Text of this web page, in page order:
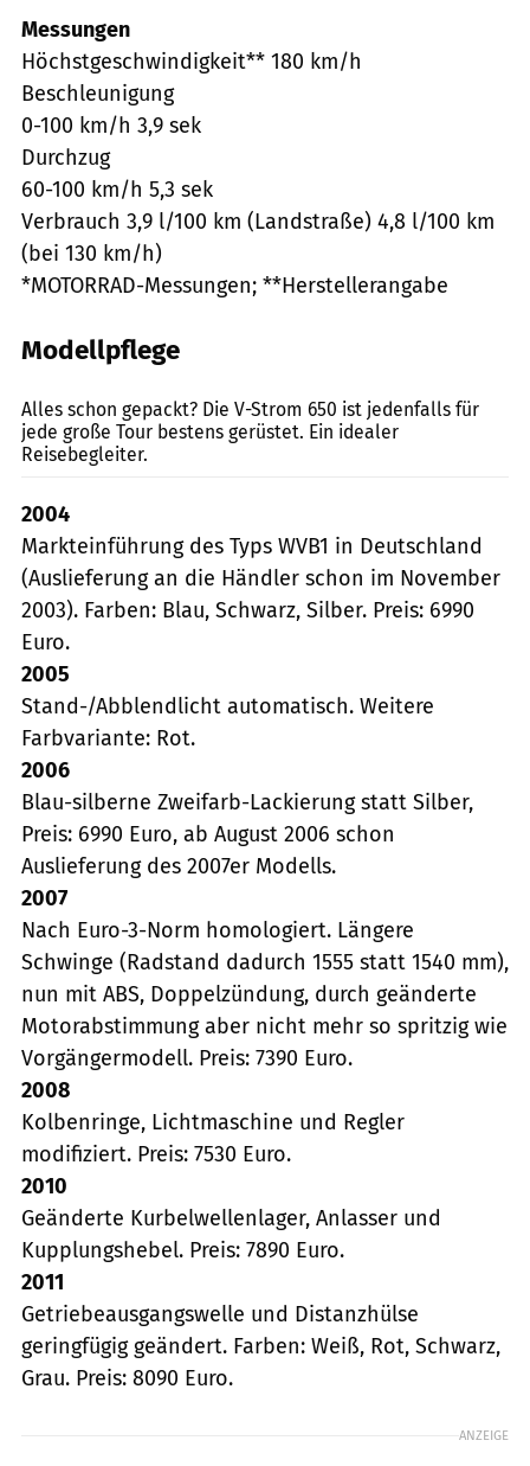
Messungen
Höchstgeschwindigkeit** 180 km/h
Beschleunigung
0-100 km/h 3,9 sek
Durchzug
60-100 km/h 5,3 sek
Verbrauch 3,9 l/100 km (Landstraße) 4,8 l/100 km
(bei 130 km/h)
*MOTORRAD-Messungen; **Herstellerangabe
Modellpflege
Alles schon gepackt? Die V-Strom 650 ist jedenfalls für
jede große Tour bestens gerüstet. Ein idealer
Reisebegleiter.
2004
Markteinführung des Typs WVB1 in Deutschland
(Auslieferung an die Händler schon im November
2003). Farben: Blau, Schwarz, Silber. Preis: 6990
Euro.
2005
Stand-/Abblendlicht automatisch. Weitere
Farbvariante: Rot.
2006
Blau-silberne Zweifarb-Lackierung statt Silber,
Preis: 6990 Euro, ab August 2006 schon
Auslieferung des 2007er Modells.
2007
Nach Euro-3-Norm homologiert. Längere
Schwinge (Radstand dadurch 1555 statt 1540 mm),
nun mit ABS, Doppelzündung, durch geänderte
Motorabstimmung aber nicht mehr so spritzig wie
Vorgängermodell. Preis: 7390 Euro.
2008
Kolbenringe, Lichtmaschine und Regler
modifiziert. Preis: 7530 Euro.
2010
Geänderte Kurbelwellenlager, Anlasser und
Kupplungshebel. Preis: 7890 Euro.
2011
Getriebeausgangswelle und Distanzhülse
geringfügig geändert. Farben: Weiß, Rot, Schwarz,
Grau. Preis: 8090 Euro.
ANZEIGE